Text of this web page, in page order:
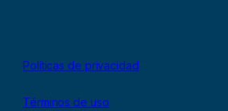
Políticas de privacidad
Términos de uso